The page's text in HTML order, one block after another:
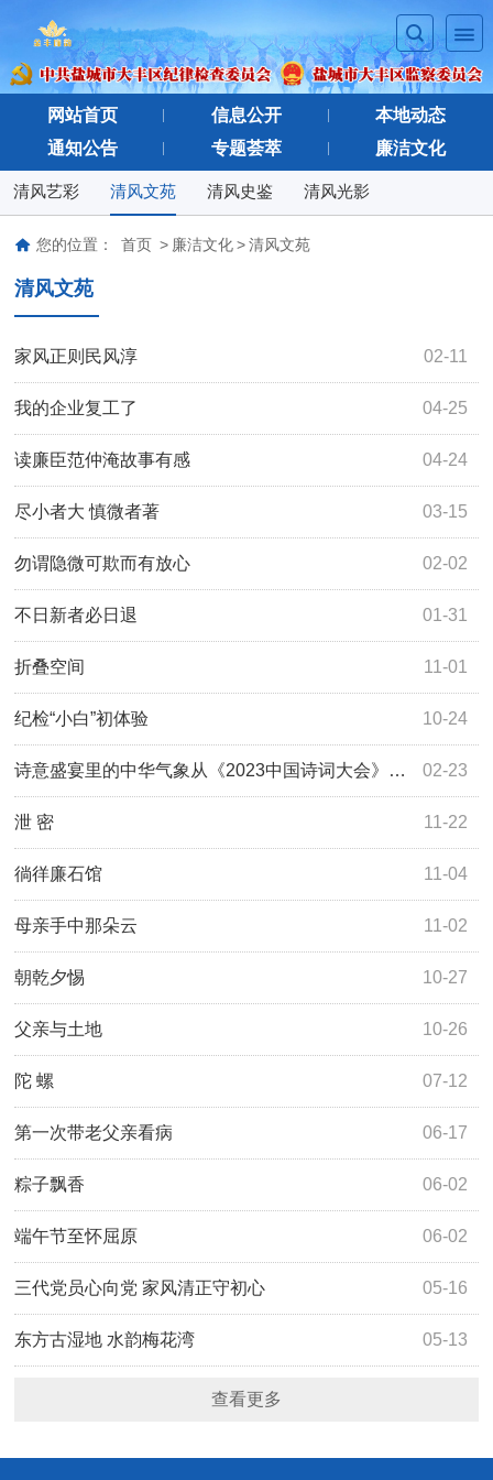
网站首页 信息公开
本地动态
通知公告
专题荟萃 廉洁文化
清风艺彩 清风文苑 清风史鉴 清风光影
您的位置： 首页 > 廉洁文化 > 清风文苑
清风文苑
02-11
家风正则民风淳
04-25
我的企业复工了
04-24
读廉臣范仲淹故事有感
03-15
尽小者大 慎微者著
02-02
勿谓隐微可欺而有放心
01-31
不日新者必日退
11-01
折叠空间
10-24
纪检“小白”初体验
02-23
诗意盛宴里的中华气象从《2023中国诗词大会》品读生生不息的文化力量
11-22
泄 密
11-04
徜徉廉石馆
11-02
母亲手中那朵云
10-27
朝乾夕惕
10-26
父亲与土地
07-12
陀 螺
06-17
第一次带老父亲看病
06-02
粽子飘香
06-02
端午节至怀屈原
05-16
三代党员心向党 家风清正守初心
05-13
东方古湿地 水韵梅花湾
查看更多